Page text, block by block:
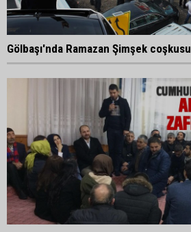
Gölbaşı'nda Ramazan Şimşek coşkusu